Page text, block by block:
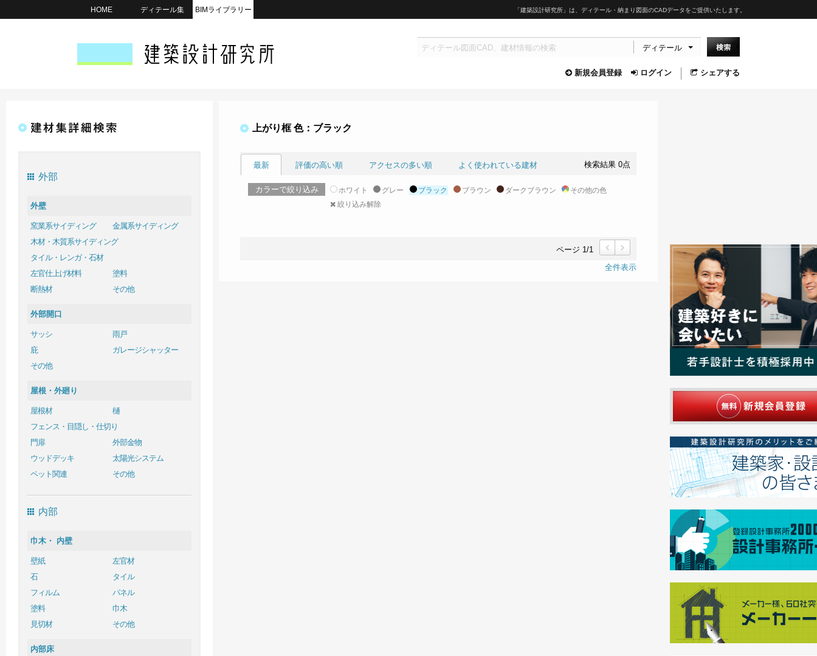
「建築設計研究所」は、ディテール・納まり図面のCADデータをご提供いたします。
HOME ディテール集 BIMライブラリー
ディテール
新規会員登録 ログイン シェアする
外部
外壁
窯業系サイディング
金属系サイディング
木材・木質系サイディング
タイル・レンガ・石材
左官仕上げ材料
塗料
断熱材
その他
外部開口
サッシ
雨戸
庇
ガレージシャッター
その他
屋根・外廻り
屋根材
樋
フェンス・目隠し・仕切り
門扉
外部金物
ウッドデッキ
太陽光システム
ペット関連
その他
内部
巾木・ 内壁
壁紙
左官材
石
タイル
フィルム
パネル
塗料
巾木
見切材
その他
内部床
上がり框 色：ブラック
最新 評価の高い順 アクセスの多い順 よく使われている建材 検索結果 0点
カラーで絞り込み ホワイト グレー ブラック ブラウン ダークブラウン
その他の色
絞り込み解除
ページ 1/1
前
次
全件表示